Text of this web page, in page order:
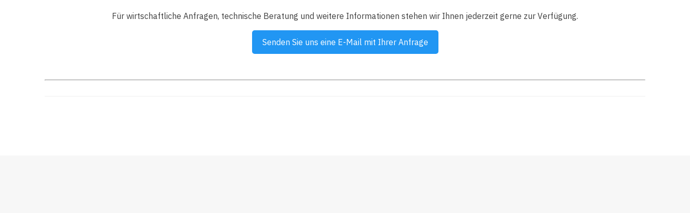
Für wirtschaftliche Anfragen, technische Beratung und weitere Informationen stehen wir Ihnen jederzeit gerne zur Verfügung.
Senden Sie uns eine E-Mail mit Ihrer Anfrage